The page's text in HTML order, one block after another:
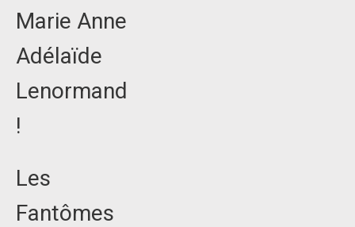
Marie Anne
Adélaïde
Lenormand
!
Les
Fantômes